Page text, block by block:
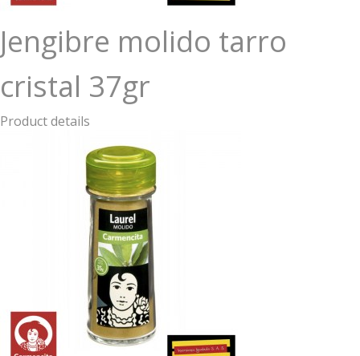
Jengibre molido tarro
cristal 37gr
Product details